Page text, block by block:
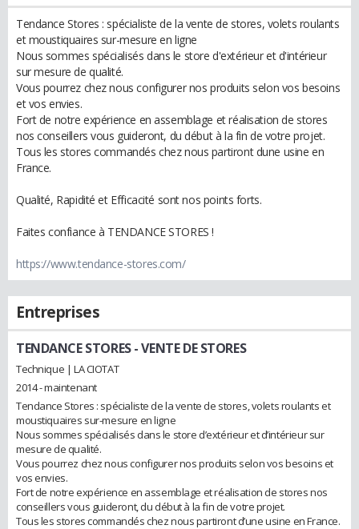
Tendance Stores : spécialiste de la vente de stores, volets roulants
et moustiquaires sur-mesure en ligne
Nous sommes spécialisés dans le store d'extérieur et d'intérieur
sur mesure de qualité.
Vous pourrez chez nous configurer nos produits selon vos besoins
et vos envies.
Fort de notre expérience en assemblage et réalisation de stores
nos conseillers vous guideront, du début à la fin de votre projet.
Tous les stores commandés chez nous partiront dune usine en
France.
Qualité, Rapidité et Efficacité sont nos points forts.
Faites confiance à TENDANCE STORES !
https://www.tendance-stores.com/
Entreprises
TENDANCE STORES- VENTE DE STORES
Technique | LA CIOTAT
2014 - maintenant
Tendance Stores : spécialiste de la vente de stores, volets roulants et
moustiquaires sur-mesure en ligne
Nous sommes spécialisés dans le store d’extérieur et d’intérieur sur
mesure de qualité.
Vous pourrez chez nous configurer nos produits selon vos besoins et
vos envies.
Fort de notre expérience en assemblage et réalisation de stores nos
conseillers vous guideront, du début à la fin de votre projet.
Tous les stores commandés chez nous partiront d’une usine en France.